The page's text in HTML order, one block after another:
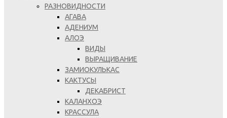
РАЗНОВИДНОСТИ
АГАВА
АДЕНИУМ
АЛОЭ
ВИДЫ
ВЫРАЩИВАНИЕ
ЗАМИОКУЛЬКАС
КАКТУСЫ
ДЕКАБРИСТ
КАЛАНХОЭ
КРАССУЛА